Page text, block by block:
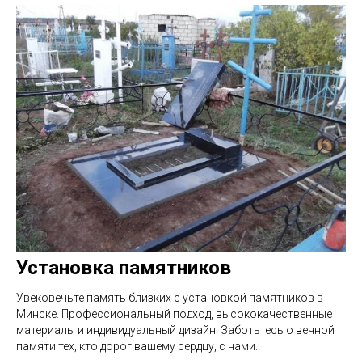
Установка памятников
Увековечьте память близких с установкой памятников в
Минске. Профессиональный подход, высококачественные
материалы и индивидуальный дизайн. Заботьтесь о вечной
памяти тех, кто дорог вашему сердцу, с нами.